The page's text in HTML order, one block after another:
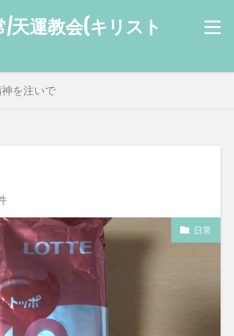
天運教会(キリスト
を注いで
日常